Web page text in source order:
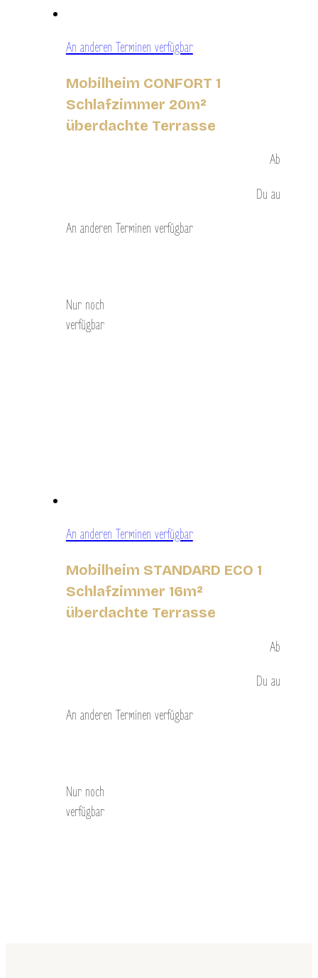
An anderen Terminen verfügbar
Mobilheim CONFORT 1
Schlafzimmer 20m²
überdachte Terrasse
Ab
Duau
An anderen Terminen verfügbar
Nur noch
verfügbar
An anderen Terminen verfügbar
Mobilheim STANDARD ECO 1
Schlafzimmer 16m²
überdachte Terrasse
Ab
Duau
An anderen Terminen verfügbar
Nur noch
verfügbar